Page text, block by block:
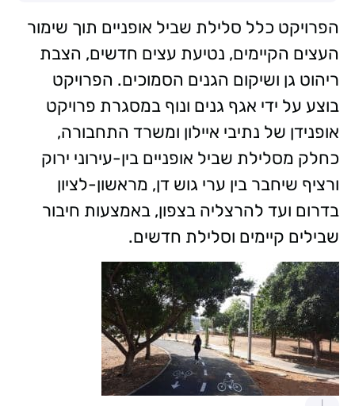
הפרויקט כלל סלילת שביל אופניים תוך שימור
העצים הקיימים, נטיעת עצים חדשים, הצבת
ריהוט גן ושיקום הגנים הסמוכים. הפרויקט
בוצע על ידי אגף גנים ונוף במסגרת פרויקט
אופנידן של נתיבי איילון ומשרד התחבורה,
כחלק מסלילת שביל אופניים בין-עירוני ירוק
ורציף שיחבר בין ערי גוש דן, מראשון-לציון
בדרום ועד להרצליה בצפון, באמצעות חיבור
שבילים קיימים וסלילת חדשים.